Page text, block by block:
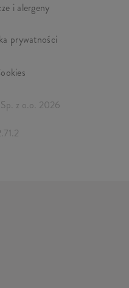
i alergeny
prywatności
z o.o. 2026